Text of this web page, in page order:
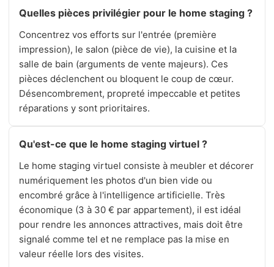
Quelles pièces privilégier pour le home staging ?
Concentrez vos efforts sur l'entrée (première
impression), le salon (pièce de vie), la cuisine et la
salle de bain (arguments de vente majeurs). Ces
pièces déclenchent ou bloquent le coup de cœur.
Désencombrement, propreté impeccable et petites
réparations y sont prioritaires.
Qu'est-ce que le home staging virtuel ?
Le home staging virtuel consiste à meubler et décorer
numériquement les photos d'un bien vide ou
encombré grâce à l'intelligence artificielle. Très
économique (3 à 30 € par appartement), il est idéal
pour rendre les annonces attractives, mais doit être
signalé comme tel et ne remplace pas la mise en
valeur réelle lors des visites.